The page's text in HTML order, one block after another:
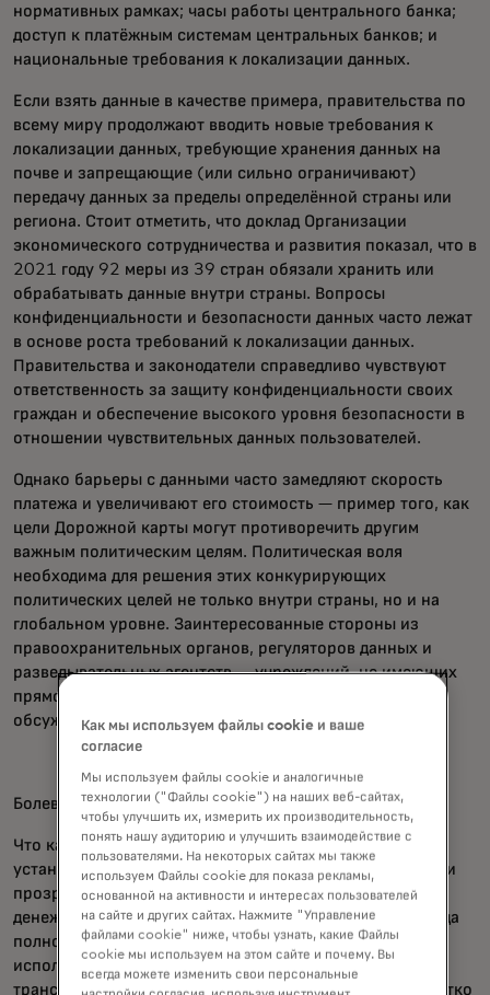
нормативных рамках; часы работы центрального банка;
доступ к платёжным системам центральных банков; и
национальные требования к локализации данных.
Если взять данные в качестве примера, правительства по
всему миру продолжают вводить новые требования к
локализации данных, требующие хранения данных на
почве и запрещающие (или сильно ограничивают)
передачу данных за пределы определённой страны или
региона. Стоит отметить, что доклад Организации
экономического сотрудничества и развития показал, что в
2021 году 92 меры из 39 стран обязали хранить или
обрабатывать данные внутри страны. Вопросы
конфиденциальности и безопасности данных часто лежат
в основе роста требований к локализации данных.
Правительства и законодатели справедливо чувствуют
ответственность за защиту конфиденциальности своих
граждан и обеспечение высокого уровня безопасности в
отношении чувствительных данных пользователей.
Однако барьеры с данными часто замедляют скорость
платежа и увеличивают его стоимость — пример того, как
цели Дорожной карты могут противоречить другим
важным политическим целям. Политическая воля
необходима для решения этих конкурирующих
политических целей не только внутри страны, но и на
глобальном уровне. Заинтересованные стороны из
правоохранительных органов, регуляторов данных и
разведывательных агентств — учреждений, не имеющих
прямого членства в ФСБ — должны быть частью этого
обсуждения.
Болевые точки и цели
Что касается сложных точек и целей, Дорожная карта
установила цели в областях затрат, скорости, доступа и
прозрачности для оптовых платежей, розничных и
денежных переводов. Такое применение целей не всегда
полностью отражает широкий спектр сценариев
использования и локальные рыночные факторы для
трансграничных потоков — такие платежи не всегда чётко
Как мы используем файлы cookie и ваше
согласие
Мы используем файлы cookie и аналогичные
технологии ("Файлы cookie") на наших веб-сайтах,
чтобы улучшить их, измерить их производительность,
понять нашу аудиторию и улучшить взаимодействие с
пользователями. На некоторых сайтах мы также
используем Файлы cookie для показа рекламы,
основанной на активности и интересах пользователей
на сайте и других сайтах. Нажмите "Управление
файлами cookie" ниже, чтобы узнать, какие Файлы
cookie мы используем на этом сайте и почему. Вы
всегда можете изменить свои персональные